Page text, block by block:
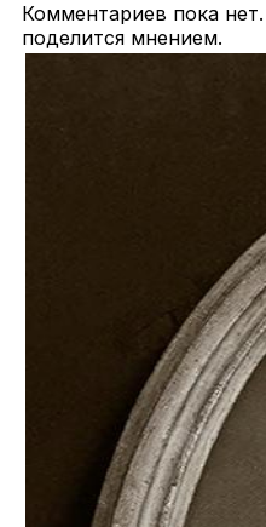
Комментариев пока
поделится мнением.